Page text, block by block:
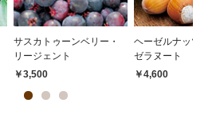
サスカトゥーンベリー・
リージェント
￥3,500
ヘーゼルナッツ・
ゼラヌート
￥4,600